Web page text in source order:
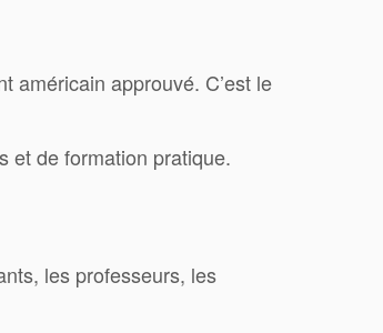
américain approuvé. C’est le
et de formation pratique.
les professeurs, les